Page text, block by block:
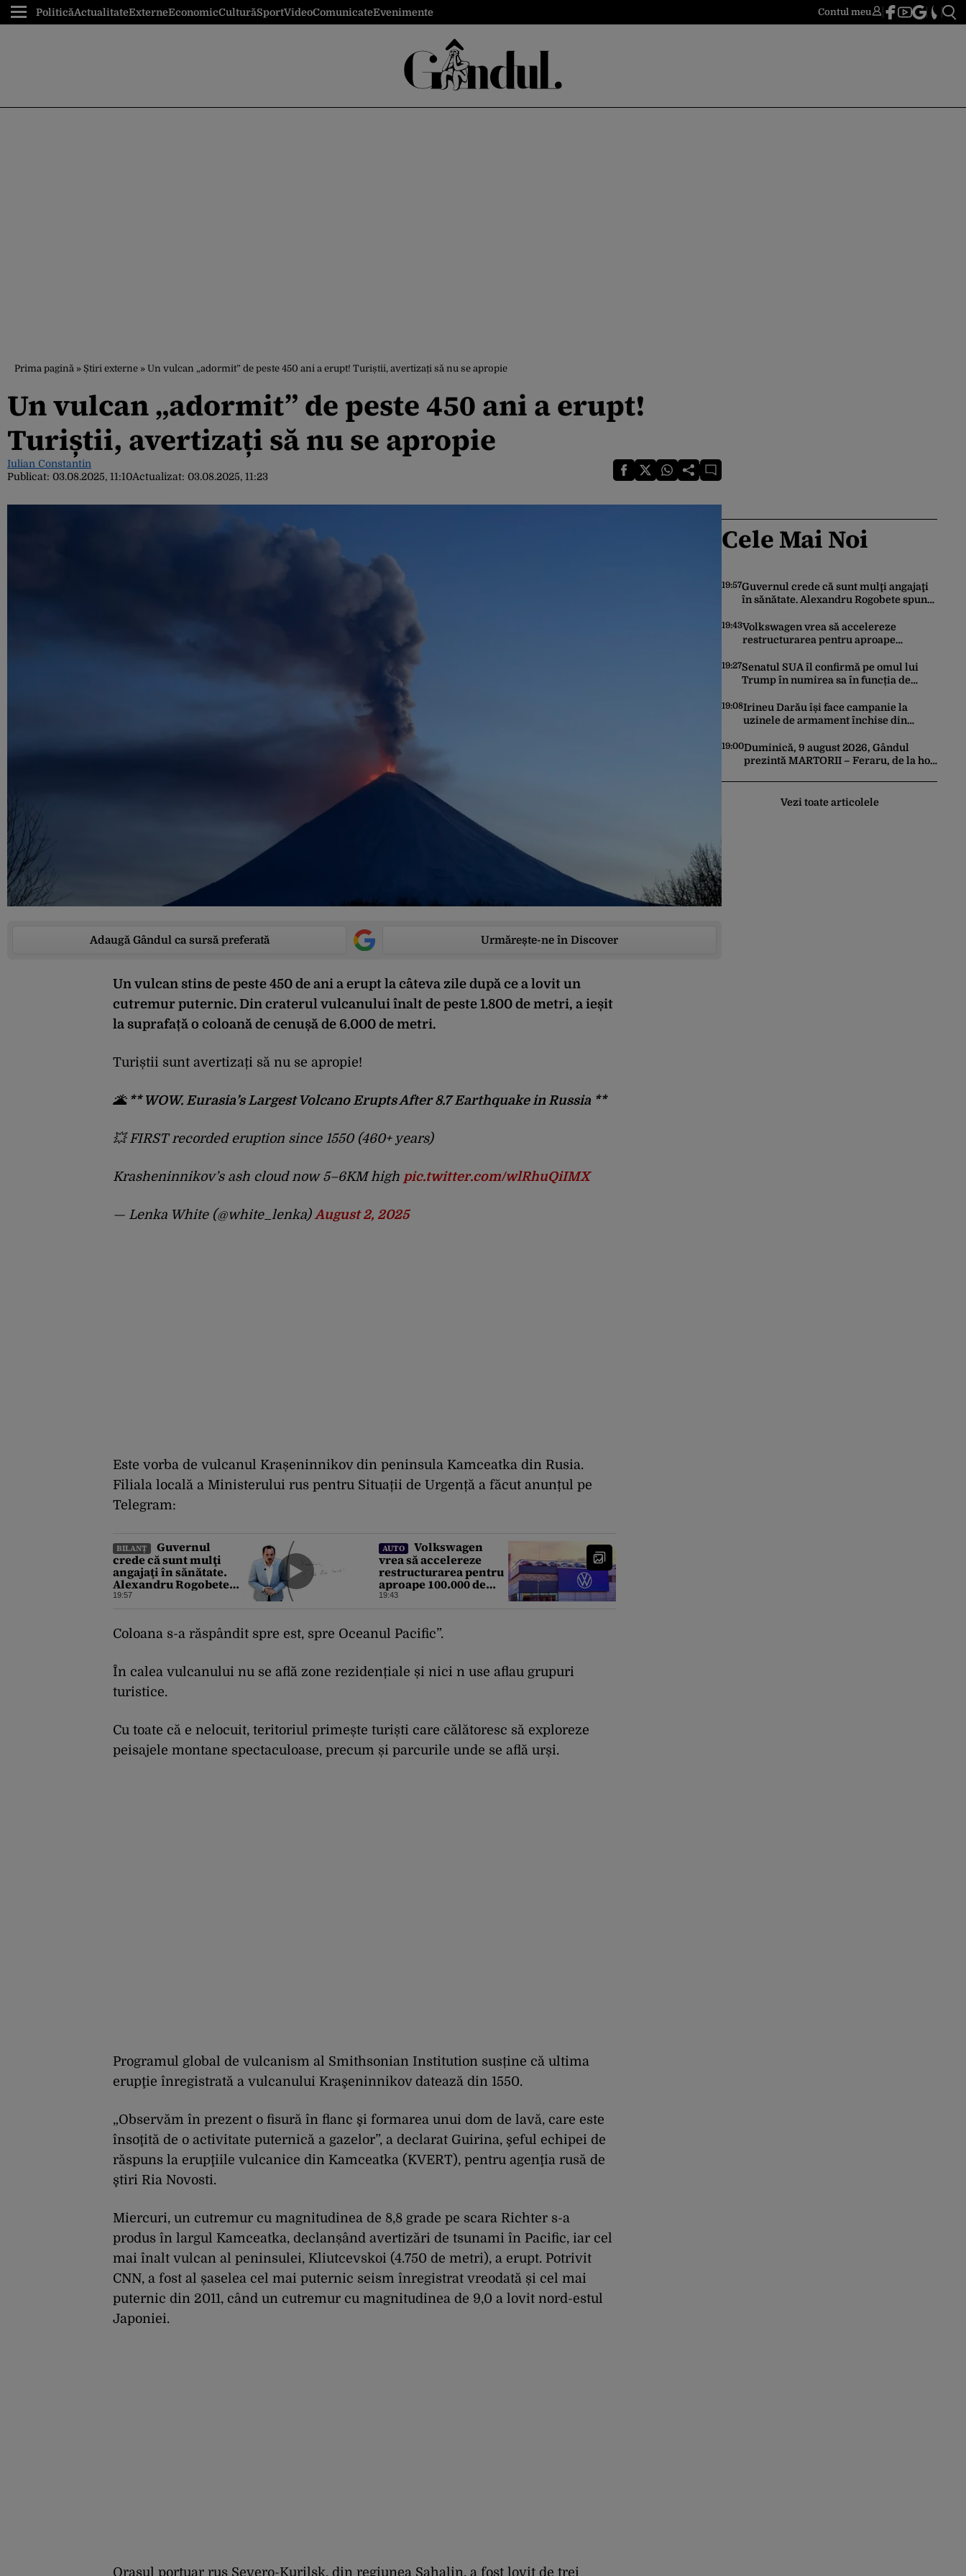
PoliticăActualitateExterneEconomicCulturăSportVideoComunicateEvenimente Contul meu
Prima pagină » Știri externe » Un vulcan „adormit” de peste 450 ani a erupt! Turiștii, avertizați să nu se apropie
Un vulcan „adormit” de peste 450 ani a erupt!
Turiștii, avertizați să nu se apropie
Iulian Constantin
Publicat: 03.08.2025, 11:10Actualizat: 03.08.2025, 11:23
Adaugă Gândul ca sursă preferată Urmărește-ne în Discover
Un vulcan stins de peste 450 de ani a erupt la câteva zile după ce a lovit un
cutremur puternic. Din craterul vulcanului înalt de peste 1.800 de metri, a ieșit
la suprafață o coloană de cenușă de 6.000 de metri.
Turiștii sunt avertizați să nu se apropie!
🌋 ** WOW. Eurasia’s Largest Volcano Erupts After 8.7 Earthquake in Russia **
💥 FIRST recorded eruption since 1550 (460+ years)
Krasheninnikov’s ash cloud now 5–6KM high pic.twitter.com/wlRhuQiIMX
— Lenka White (@white_lenka) August 2, 2025
Este vorba de vulcanul Krașeninnikov din peninsula Kamceatka din Rusia.
Filiala locală a Ministerului rus pentru Situații de Urgență a făcut anunțul pe
Telegram:
BILANȚ
Guvernul
crede că sunt mulţi
angajaţi în sănătate.
Alexandru Rogobete
spune că nu e destul
infecţiilor
19:57
AUTO
Volkswagen
vrea să accelereze
restructurarea pentru
aproape 100.000 de
locuri de muncă. Care
19:43
Coloana s-a răspândit spre est, spre Oceanul Pacific”.
În calea vulcanului nu se află zone rezidențiale și nici n use aflau grupuri
turistice.
Cu toate că e nelocuit, teritoriul primește turiști care călătoresc să exploreze
peisajele montane spectaculoase, precum și parcurile unde se află urși.
Programul global de vulcanism al Smithsonian Institution susține că ultima
erupţie înregistrată a vulcanului Kraşeninnikov datează din 1550.
„Observăm în prezent o fisură în flanc şi formarea unui dom de lavă, care este
însoţită de o activitate puternică a gazelor”, a declarat Guirina, şeful echipei de
răspuns la erupţiile vulcanice din Kamceatka (KVERT), pentru agenţia rusă de
ştiri Ria Novosti.
Miercuri, un cutremur cu magnitudinea de 8,8 grade pe scara Richter s-a
produs în largul Kamceatka, declanșând avertizări de tsunami în Pacific, iar cel
mai înalt vulcan al peninsulei, Kliutcevskoi (4.750 de metri), a erupt. Potrivit
CNN, a fost al șaselea cel mai puternic seism înregistrat vreodată și cel mai
puternic din 2011, când un cutremur cu magnitudinea de 9,0 a lovit nord-estul
Japoniei.
Orașul portuar rus Severo-Kurilsk, din regiunea Sahalin, a fost lovit de trei
Cele Mai Noi
19:57Guvernul crede că sunt mulţi angajaţi
în sănătate. Alexandru Rogobete spune
combaterea infecţiilor nosocomiale
19:43Volkswagen vrea să accelereze
restructurarea pentru aproape
motivul
19:27Senatul SUA îl confirmă pe omul lui
Trump în numirea sa în funcția de
19:08Irineu Darău își face campanie la
uzinele de armament închise din
concediu forțat din cauza lipsei
comenzilor au fost chemați de acasă
Economiei
19:00Duminică, 9 august 2026, Gândul
prezintă MARTORII – Feraru, de la hoț,
Vezi toate articolele